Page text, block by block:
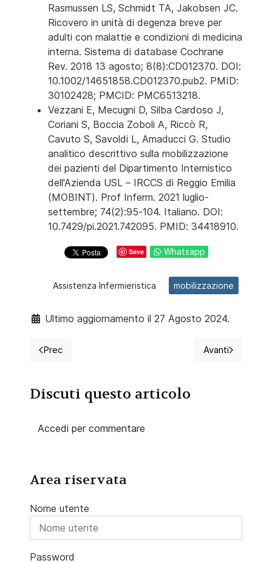
Rasmussen LS, Schmidt TA, Jakobsen JC.
Ricovero in unità di degenza breve per
adulti con malattie e condizioni di medicina
interna. Sistema di database Cochrane
Rev. 2018 13 agosto; 8(8):CD012370. DOI:
10.1002/14651858.CD012370.pub2. PMID:
30102428; PMCID: PMC6513218.
Vezzani E, Mecugni D, Silba Cardoso J,
Coriani S, Boccia Zoboli A, Riccò R,
Cavuto S, Savoldi L, Amaducci G. Studio
analitico descrittivo sulla mobilizzazione
dei pazienti del Dipartimento Internistico
dell'Azienda USL – IRCCS di Reggio Emilia
(MOBINT). Prof Inferm. 2021 luglio-
settembre; 74(2):95-104. Italiano. DOI:
10.7429/pi.2021.742095. PMID: 34418910.
Save Whatsapp
Assistenza Infermieristica mobilizzazione
Ultimo aggiornamento il 27 Agosto 2024.
Articolo precedente: Cure palliative nel trattamento
Prec Articolo
Avanti
Discuti questo articolo
Accedi per commentare
Area riservata
Nome utente
Password